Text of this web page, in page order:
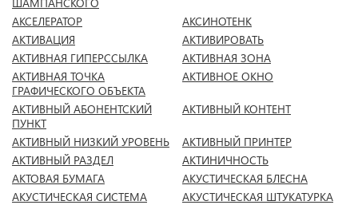
АКСЕЛЕРАТОР
АКСИНОТЕНК
АКТИВАЦИЯ
АКТИВИРОВАТЬ
АКТИВНАЯ ГИПЕРССЫЛКА
АКТИВНАЯ ЗОНА
АКТИВНАЯ ТОЧКА
ГРАФИЧЕСКОГО ОБЪЕКТА
АКТИВНОЕ ОКНО
АКТИВНЫЙ АБОНЕНТСКИЙ
ПУНКТ
АКТИВНЫЙ КОНТЕНТ
АКТИВНЫЙ НИЗКИЙ УРОВЕНЬ
АКТИВНЫЙ ПРИНТЕР
АКТИВНЫЙ РАЗДЕЛ
АКТИНИЧНОСТЬ
АКТОВАЯ БУМАГА
АКУСТИЧЕСКАЯ БЛЕСНА
АКУСТИЧЕСКАЯ СИСТЕМА
АКУСТИЧЕСКАЯ ШТУКАТУРКА